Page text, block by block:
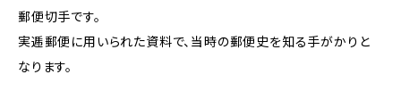
郵便切手です。
実逓郵便に用いられた資料で、当時の郵便史を知る手がかりと
なります。